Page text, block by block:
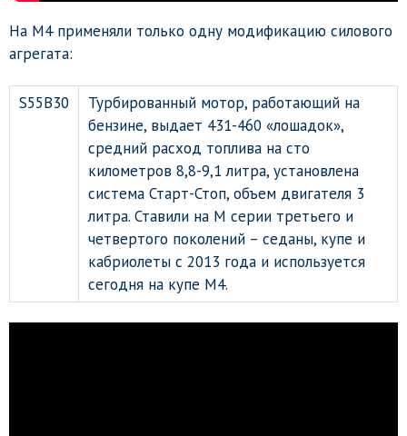
На М4 применяли только одну модификацию силового
агрегата:
S55B30
Турбированный мотор, работающий на
бензине, выдает 431-460 «лошадок»,
средний расход топлива на сто
километров 8,8-9,1 литра, установлена
система Старт-Стоп, объем двигателя 3
литра. Ставили на М серии третьего и
четвертого поколений – седаны, купе и
кабриолеты с 2013 года и используется
сегодня на купе М4.